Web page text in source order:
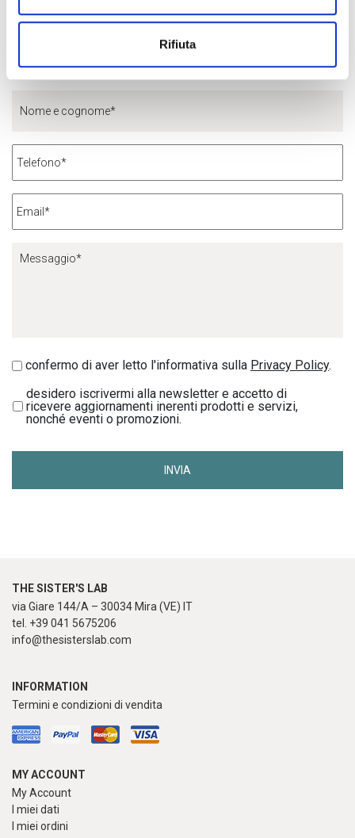
Rifiuta
REQUESTS FOR DRYED EDIBLE
FLOWERS?
confermo di aver letto l'informativa sulla Privacy Policy.
desidero iscrivermi alla newsletter e accetto di
ricevere aggiornamenti inerenti prodotti e servizi,
nonché eventi o promozioni.
THE SISTER'S LAB
via Giare 144/A – 30034 Mira (VE) IT
tel. +39 041 5675206
info@thesisterslab.com
INFORMATION
Termini e condizioni di vendita
MY ACCOUNT
My Account
I miei dati
I miei ordini